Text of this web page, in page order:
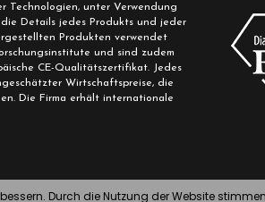
Technologien, unter Verwendung
Details jedes Produkts und jeder
Produkten verwendet
und sind zudem
CE-Qualitätszertifikat. Jedes
Wirtschaftspreise, die
Die Firma erhält internationale
Durch die Nutzung der Website